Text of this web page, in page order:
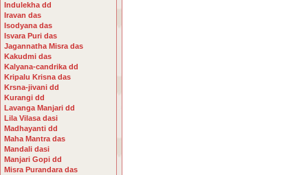
Indulekha dd
Iravan das
Isodyana das
Isvara Puri das
Jagannatha Misra das
Kakudmi das
Kalyana-candrika dd
Kripalu Krisna das
Krsna-jivani dd
Kurangi dd
Lavanga Manjari dd
Lila Vilasa dasi
Madhayanti dd
Maha Mantra das
Mandali dasi
Manjari Gopi dd
Misra Purandara das